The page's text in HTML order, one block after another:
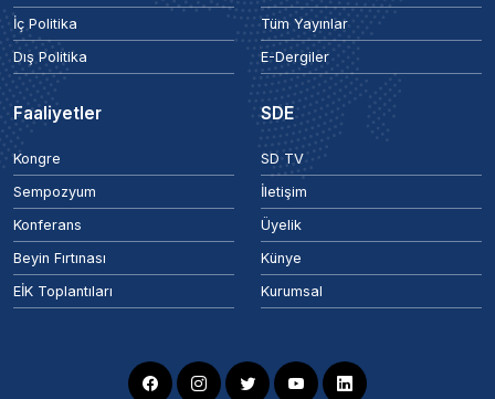
İç Politika
Dış Politika
Tüm Yayınlar
E-Dergiler
Faaliyetler
Kongre
Sempozyum
Konferans
Beyin Fırtınası
EİK Toplantıları
SDE
SD TV
İletişim
Üyelik
Künye
Kurumsal